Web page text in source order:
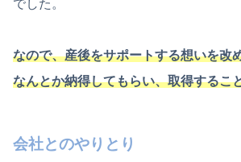
でした。
なので、産後をサポートする想いを改
なんとか納得してもらい、取得するこ
会社とのやりとり